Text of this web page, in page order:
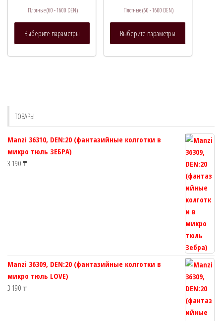
Плотные (60 - 1600 DEN)
Выберите параметры
Этот
товара.
Плотные (60 - 1600 DEN)
Выберите параметры
странице
товара.
ТОВАРЫ
Manzi 36310, DEN:20 (фантазийные колготки в
микро тюль ЗЕБРА)
3 190 ₸
Manzi 36309, DEN:20 (фантазийные колготки в
микро тюль LOVE)
3 190 ₸